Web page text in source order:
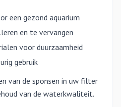
een gezond aquarium
en te vervangen
voor duurzaamheid
gebruik
van de sponsen in uw filter
van de waterkwaliteit.